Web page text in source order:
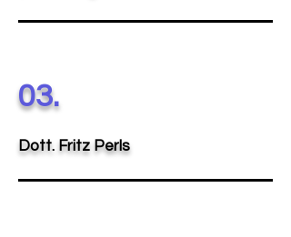
03.
Dott. Fritz Perls